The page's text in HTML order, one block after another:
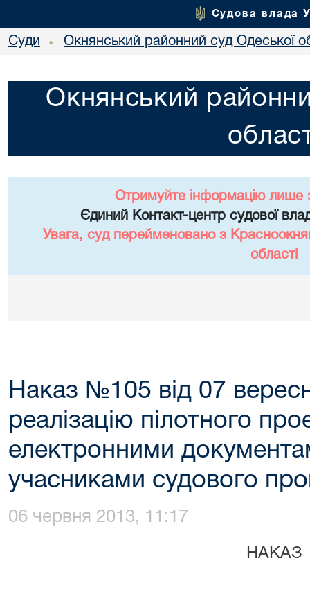
Судова влада
Суди • Окнянський районний суд Одеської
Окнянський
Отримуйте інформацію лише
Єдиний Контакт-центр судової
Увага, суд перейменовано з
області
Наказ №105 від 07
реалізацію пілотного
електронними
учасниками судового
06 червня 2013, 11:17
НАКАЗ